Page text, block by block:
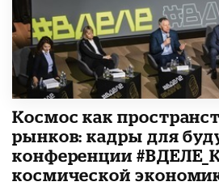
Космос как
рынков: кадры для
конференции
космической